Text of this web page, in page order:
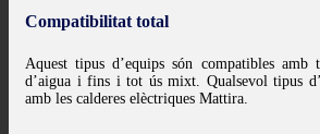
Compatibilitat total
Aquest tipus d’equips són compatibles amb
d’aigua i fins i tot ús mixt. Qualsevol tipus
amb les calderes elèctriques Mattira.